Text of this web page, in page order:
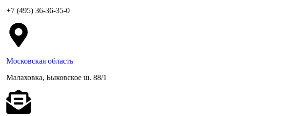
+7 (495) 36-36-35-0
Московская область
Малаховка, Быковское ш. 88/1